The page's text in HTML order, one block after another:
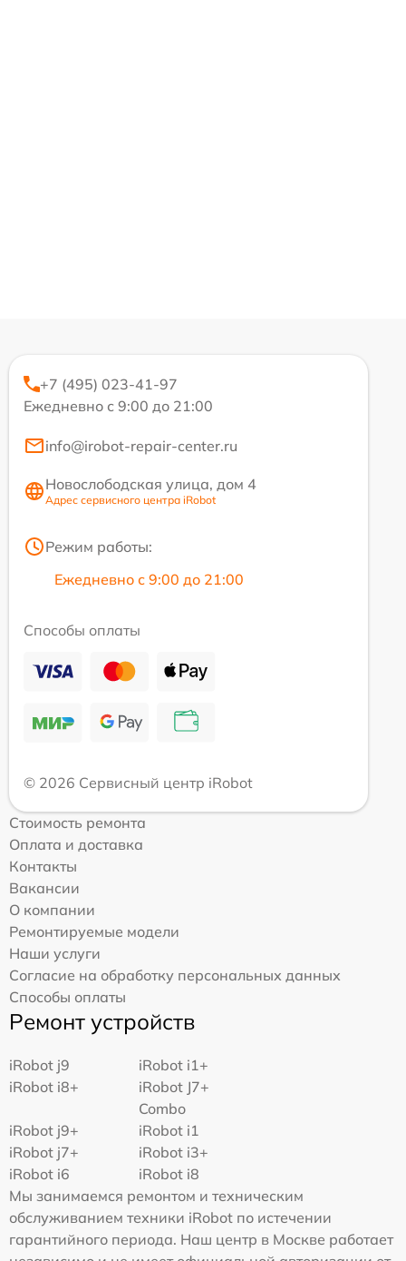
+7 (495) 023-41-97
Ежедневно с 9:00 до 21:00
info@irobot-repair-center.ru
Новослободская улица, дом 4
Адрес сервисного центра iRobot
Режим работы:
Ежедневно с 9:00 до 21:00
Способы оплаты
© 2026 Сервисный центр iRobot
Стоимость ремонта
Оплата и доставка
Контакты
Вакансии
О компании
Ремонтируемые модели
Наши услуги
Согласие на обработку персональных данных
Способы оплаты
Ремонт устройств
iRobot j9
iRobot i1+
iRobot i8+
iRobot J7+
Combo
iRobot j9+
iRobot i1
iRobot j7+
iRobot i3+
iRobot i6
iRobot i8
Мы занимаемся ремонтом и техническим
обслуживанием техники iRobot по истечении
гарантийного периода. Наш центр в Москве работает